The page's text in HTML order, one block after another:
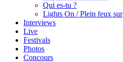
Qui es-tu ?
Lights On / Plein feux sur
Interviews
Live
Festivals
Photos
Concours